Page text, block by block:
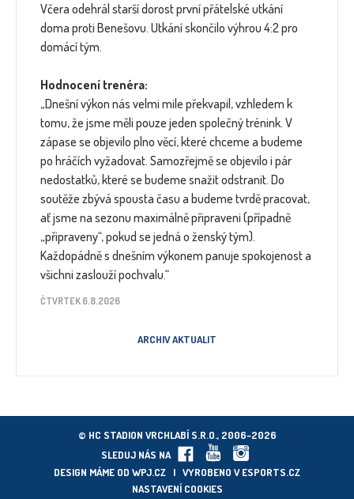
Včera odehrál starší dorost první přátelské utkání
doma proti Benešovu. Utkání skončilo výhrou 4:2 pro
domácí tým.
Hodnocení trenéra:
„Dnešní výkon nás velmi mile překvapil, vzhledem k
tomu, že jsme měli pouze jeden společný trénink. V
zápase se objevilo plno věcí, které chceme a budeme
po hráčích vyžadovat. Samozřejmě se objevilo i pár
nedostatků, které se budeme snažit odstranit. Do
soutěže zbývá spousta času a budeme tvrdě pracovat,
ať jsme na sezonu maximálně připraveni (případně
„připraveny“, pokud se jedná o ženský tým).
Každopádně s dnešním výkonem panuje spokojenost a
všichni zaslouží pochvalu.“
ČTVRTEK 6.8.2026
ARCHIV AKTUALIT
© HC STADION VRCHLABÍ S.R.O., 2006–2026
SLEDUJ NÁS NA
DESIGN MÁME OD WPJ.CZ | VYROBENO VESPORTS.CZ
NASTAVENÍ COOKIES